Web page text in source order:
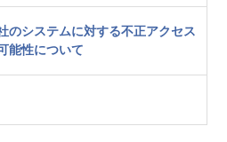
のシステムに対する不正アクセス
能性について